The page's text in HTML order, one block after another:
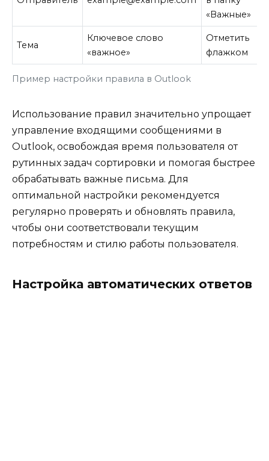
Пример настройки правила в Outlook
«Важные»
Тема
Ключевое слово
«важное»
Отметить
флажком
Использование правил значительно упрощает
управление входящими сообщениями в
Outlook, освобождая время пользователя от
рутинных задач сортировки и помогая быстрее
обрабатывать важные письма. Для
оптимальной настройки рекомендуется
регулярно проверять и обновлять правила,
чтобы они соответствовали текущим
потребностям и стилю работы пользователя.
Настройка автоматических ответов